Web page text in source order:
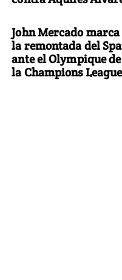
John Mercado
la remontada del
ante el Olympique
la Champions League